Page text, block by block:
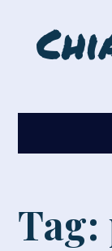
content
Tag: